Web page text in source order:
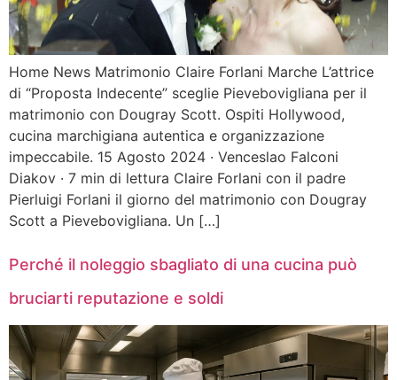
Home News Matrimonio Claire Forlani Marche L’attrice
di “Proposta Indecente” sceglie Pievebovigliana per il
matrimonio con Dougray Scott. Ospiti Hollywood,
cucina marchigiana autentica e organizzazione
impeccabile. 15 Agosto 2024 · Venceslao Falconi
Diakov · 7 min di lettura Claire Forlani con il padre
Pierluigi Forlani il giorno del matrimonio con Dougray
Scott a Pievebovigliana. Un […]
Perché il noleggio sbagliato di una cucina può
bruciarti reputazione e soldi